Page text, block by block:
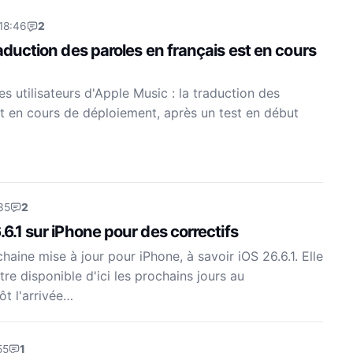
2
des paroles en français est en cours
utilisateurs d'Apple Music : la traduction des
en cours de déploiement, après un test en début
2
sur iPhone pour des correctifs
mise à jour pour iPhone, à savoir iOS 26.6.1. Elle
disponible d'ici les prochains jours au
l'arrivée…
1